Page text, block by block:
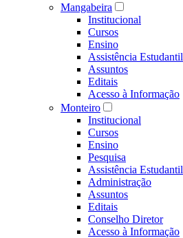
Mangabeira
Institucional
Cursos
Ensino
Assistência Estudantil
Assuntos
Editais
Acesso à Informação
Monteiro
Institucional
Cursos
Ensino
Pesquisa
Assistência Estudantil
Administração
Assuntos
Editais
Conselho Diretor
Acesso à Informação